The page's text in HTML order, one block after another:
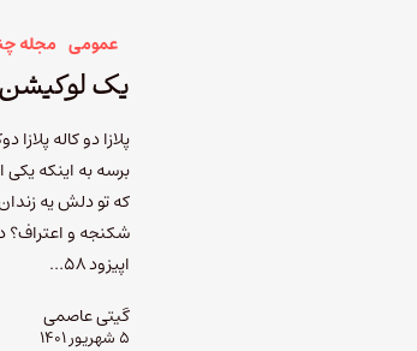
عمومی مجله
یک
پلازا دو کاله
برسه به اینکه یکی
که تو دلش یه
شکنجه و اعتراف؟
اپیزود ۵۸…
گیتی عاصمی
۵ شهریور ۱۴۰۱